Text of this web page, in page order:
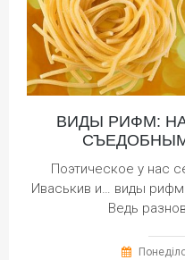
ВИДЫ РИФМ:
Поэтическое у нас
Иваськив и… виды
Ведь